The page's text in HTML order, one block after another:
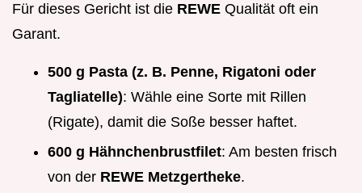
Für dieses Gericht ist die REWE Qualität oft ein
Garant.
500 g Pasta (z. B. Penne, Rigatoni oder
Tagliatelle): Wähle eine Sorte mit Rillen
(Rigate), damit die Soße besser haftet.
600 g Hähnchenbrustfilet: Am besten frisch
von der REWE Metzgertheke.